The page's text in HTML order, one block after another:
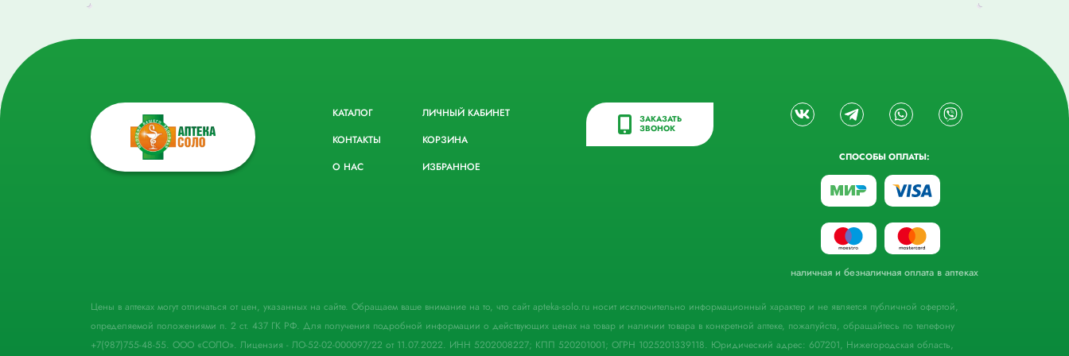
КАТАЛОГ
КОНТАКТЫ
О НАС
ЛИЧНЫЙ КАБИНЕТ
КОРЗИНА
ИЗБРАННОЕ
ЗАКАЗАТЬ
ЗВОНОК
СПОСОБЫ ОПЛАТЫ:
наличная и безналичная оплата в аптеках
Цены в аптеках могут отличаться от цен, указанных на сайте. Обращаем ваше внимание на то, что сайт apteka-solo.ru носит исключительно информационный характер и не является публичной офертой,
определяемой положениями п. 2 ст. 437 ГК РФ. Для получения подробной информации о действующих ценах на товар и наличии товара в конкретной аптеке, пожалуйста, обращайтесь по телефону
+7(987)755-48-55. ООО «СОЛО». Лицензия - ЛО-52-02-000097/22 от 11.07.2022. ИНН 5202008227; КПП 520201001; ОГРН 1025201339118. Юридический адрес: 607201, Нижегородская область,